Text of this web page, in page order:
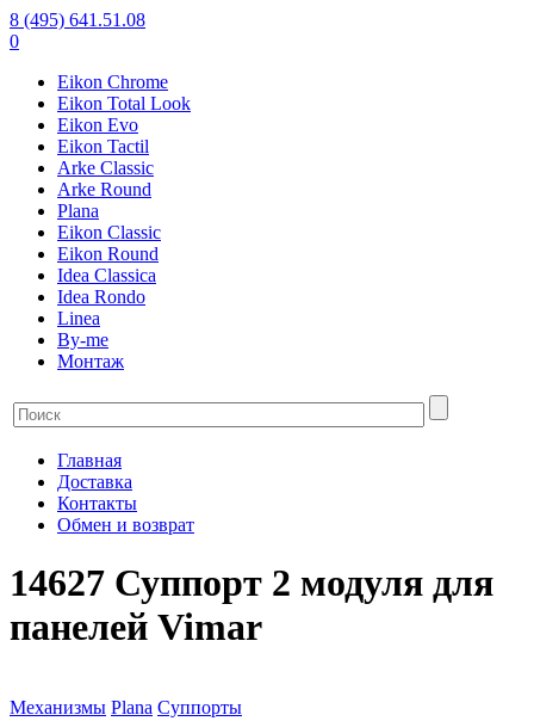
8 (495) 641.51.08
0
Eikon Chrome
Eikon Total Look
Eikon Evo
Eikon Tactil
Arke Classic
Arke Round
Plana
Eikon Classic
Eikon Round
Idea Classica
Idea Rondo
Linea
By-me
Монтаж
Главная
Доставка
Контакты
Обмен и возврат
14627 Суппорт 2 модуля для
панелей Vimar
Механизмы Plana Суппорты